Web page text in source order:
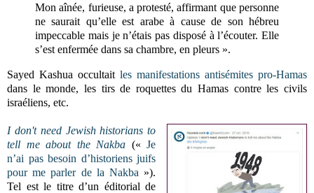
Mon aînée, furieuse, a protesté, affirmant que personne
ne saurait qu’elle est arabe à cause de son hébreu
impeccable mais je n’étais pas disposé à l’écouter. Elle
s’est enfermée dans sa chambre, en pleurs ».
Sayed Kashua occultait les manifestations antisémites pro-Hamas
dans le monde, les tirs de roquettes du Hamas contre les civils
israéliens, etc.
I don't need Jewish historians to
tell me about the Nakba («Je
n’ai pas besoin d’historiens juifs
pour me parler de la Nakba »).
Tel est le titre d’un éditorial de